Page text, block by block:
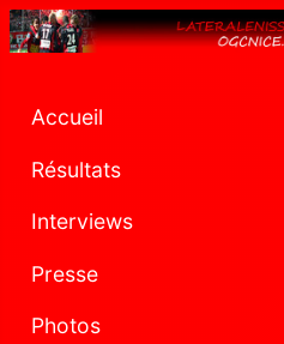
Accueil
Résultats
Interviews
Presse
Photos